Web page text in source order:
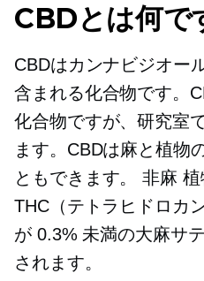
CBDとは何で
CBDはカンナビジオー
含まれる化合物です。
化合物ですが、研究室
ます。CBDは麻と植物
ともできます。非麻 植
THC（テトラヒドロカ
が 0.3% 未満の大麻サ
されます。